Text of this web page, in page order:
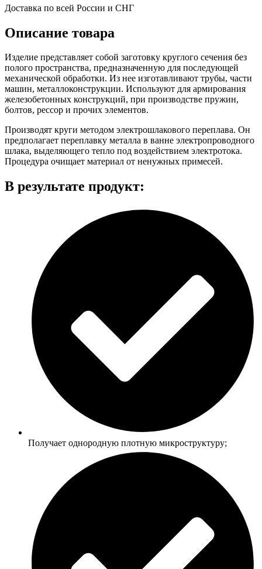
Доставка по всей России и СНГ
Описание товара
Изделие представляет собой заготовку круглого сечения без
полого пространства, предназначенную для последующей
механической обработки. Из нее изготавливают трубы, части
машин, металлоконструкции. Используют для армирования
железобетонных конструкций, при производстве пружин,
болтов, рессор и прочих элементов.
Производят круги методом электрошлакового переплава. Он
предполагает переплавку металла в ванне электропроводного
шлака, выделяющего тепло под воздействием электротока.
Процедура очищает материал от ненужных примесей.
В результате продукт:
Получает однородную плотную микроструктуру;